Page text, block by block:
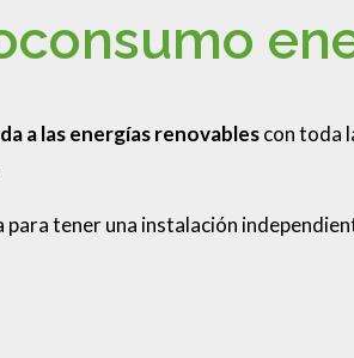
a las energías renovablescon toda
tener una instalación